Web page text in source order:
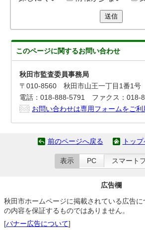
送信
このページに関するお問い合わせ
秋田市監査委員事務局
〒010-8560 秋田市山王一丁目1番1
電話：018-888-5791 ファクス：018-
お問い合わせは専用フォームをご利
前のページへ戻る トッ
表示 PC スマート
広告欄
秋田市ホームページに掲載されている広告
の内容を保証するものではありません。
[バナー広告について]